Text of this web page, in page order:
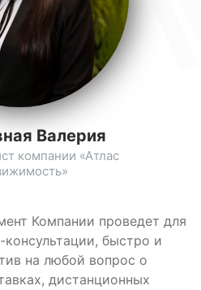
Компании проведет для
консультации, быстро и
на любой вопрос о
дистанционных
Валерия
компании «Атлас